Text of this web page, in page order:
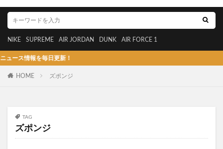
NIKE SUPREME AIR JORDAN DUNK AIR FORCE 1
情報を毎日更新！
HOME ズポンジ
TAG
ズポンジ